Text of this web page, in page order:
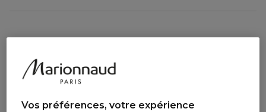
Vos préférences, votre expérience